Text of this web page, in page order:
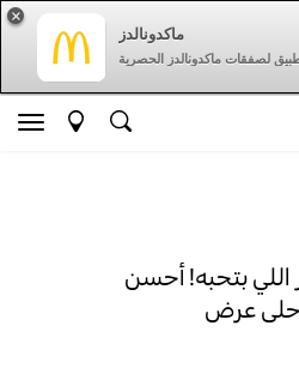
ماكدونالدز
لصفقات ماكدونالدز الحصرية
×
اللي بتحبه! أحسن
عرض